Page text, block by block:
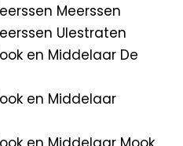
Meerssen
Ulestraten
en Middelaar De
en Middelaar